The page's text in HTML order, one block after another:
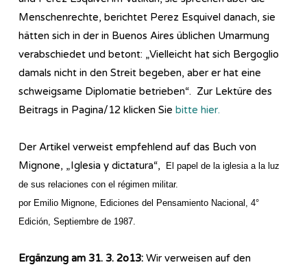
Menschenrechte, berichtet Perez Esquivel danach, sie
hätten sich in der in Buenos Aires üblichen Umarmung
verabschiedet und betont: „Vielleicht hat sich Bergoglio
damals nicht in den Streit begeben, aber er hat eine
schweigsame Diplomatie betrieben“. Zur Lektüre des
Beitrags in Pagina/12 klicken Sie bitte hier.
Der Artikel verweist empfehlend auf das Buch von
Mignone, „Iglesia y dictatura“,
El papel de la iglesia a la luz
de sus relaciones con el régimen militar.
por Emilio Mignone, Ediciones del Pensamiento Nacional, 4°
Edición, Septiembre de 1987.
Ergänzung am 31. 3. 2o13: Wir verweisen auf den